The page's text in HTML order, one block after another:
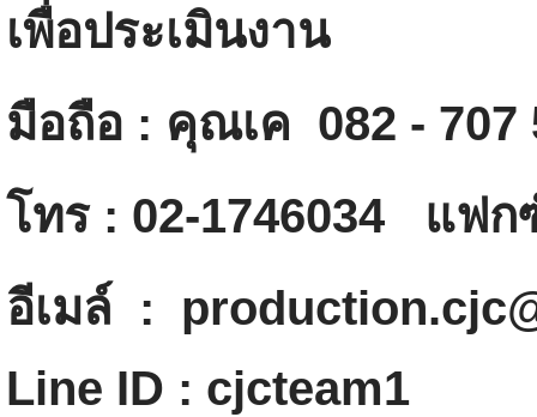
เพื่อประเมินงาน
มือถือ : คุณเค 082 - 707
โทร : 02-1746034 แฟก
อีเมล์ :
Line ID : cjcteam1